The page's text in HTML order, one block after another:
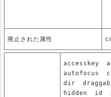
廃止された属性
accesskey
autofocus
dir
hidden
id